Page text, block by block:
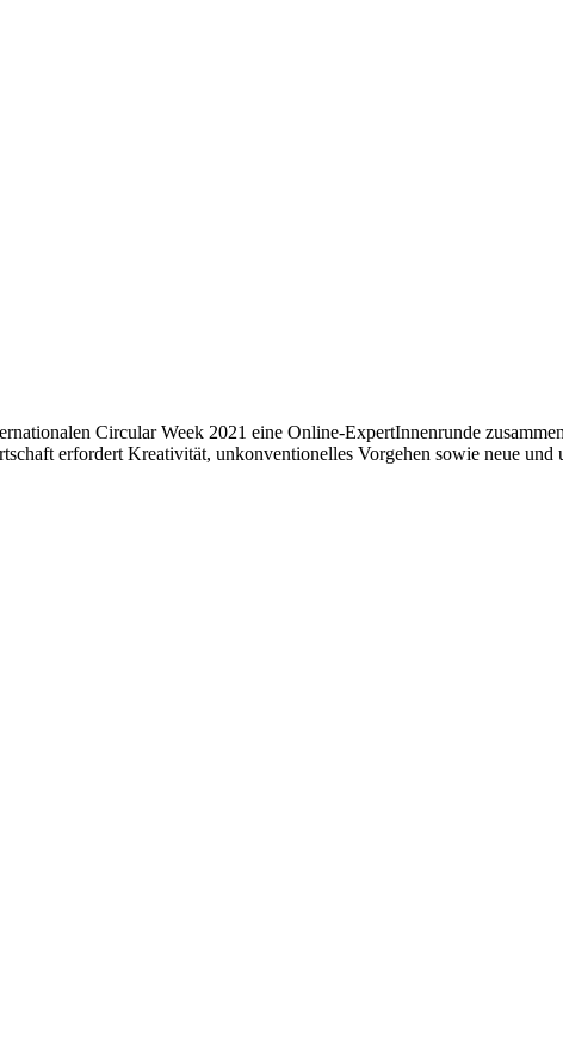
Circular Week 2021 eine Online-ExpertInnenrunde
erfordert Kreativität, unkonventionelles Vorgehen sowie neue